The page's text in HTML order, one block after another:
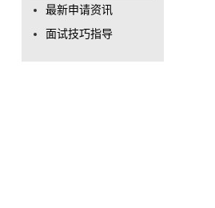
最新申请资讯
面试技巧指导